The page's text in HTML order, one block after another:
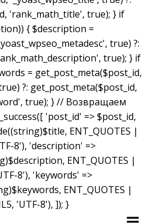
'rank_math_title', true); } if
{ $description =
true) ?:
true); } if
= get_post_meta($post_id,
?: get_post_meta($post_id,
true); } // Возвращаем
'post_id' => $post_id,
ENT_QUOTES |
8'), 'description' =>
ENT_QUOTES |
8'), 'keywords' =>
ENT_QUOTES |
'UTF-8'), ]); }